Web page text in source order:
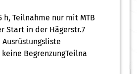
h, Teilnahme nur mit MTB
Start in der Hägerstr.7
Ausrüstungsliste
BegrenzungTeilna